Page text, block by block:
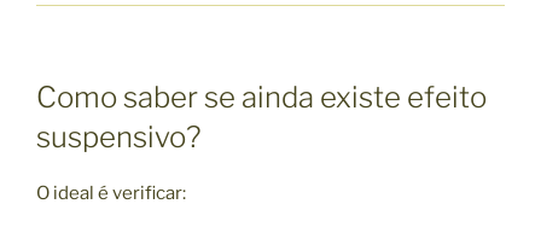
Como saber se ainda existe efeito
suspensivo?
O ideal é verificar: